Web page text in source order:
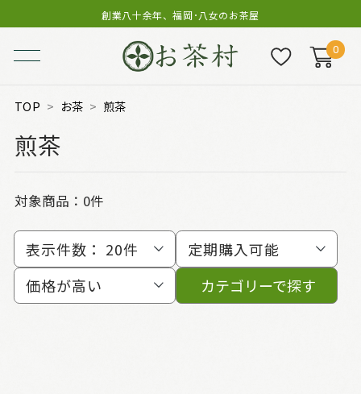
創業八十余年、福岡･八女のお茶屋
0
TOP お茶 煎茶
煎茶
対象商品：0件
表示件数： 20件
定期購入可能
価格が高い
カテゴリーで探す